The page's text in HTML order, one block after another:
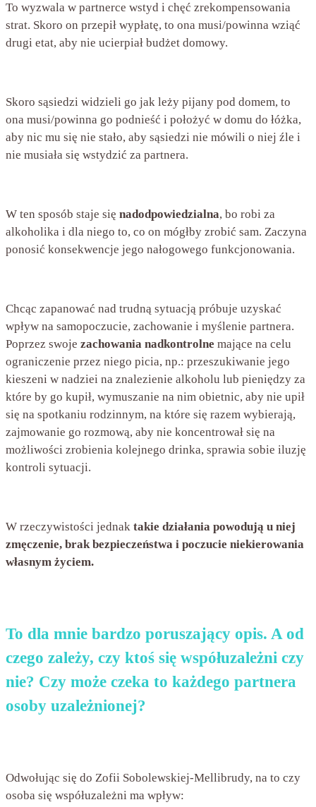
To wyzwala w partnerce wstyd i chęć zrekompensowania
strat. Skoro on przepił wypłatę, to ona musi/powinna wziąć
drugi etat, aby nie ucierpiał budżet domowy.
Skoro sąsiedzi widzieli go jak leży pijany pod domem, to
ona musi/powinna go podnieść i położyć w domu do łóżka,
aby nic mu się nie stało, aby sąsiedzi nie mówili o niej źle i
nie musiała się wstydzić za partnera.
W ten sposób staje się nadodpowiedzialna, bo robi za
alkoholika i dla niego to, co on mógłby zrobić sam. Zaczyna
ponosić konsekwencje jego nałogowego funkcjonowania.
Chcąc zapanować nad trudną sytuacją próbuje uzyskać
wpływ na samopoczucie, zachowanie i myślenie partnera.
Poprzez swoje zachowania nadkontrolne mające na celu
ograniczenie przez niego picia, np.: przeszukiwanie jego
kieszeni w nadziei na znalezienie alkoholu lub pieniędzy za
które by go kupił, wymuszanie na nim obietnic, aby nie upił
się na spotkaniu rodzinnym, na które się razem wybierają,
zajmowanie go rozmową, aby nie koncentrował się na
możliwości zrobienia kolejnego drinka, sprawia sobie iluzję
kontroli sytuacji.
W rzeczywistości jednak takie działania powodują u niej
zmęczenie, brak bezpieczeństwa i poczucie niekierowania
własnym życiem.
To dla mnie bardzo poruszający opis. A od
czego zależy, czy ktoś się współuzależni czy
nie? Czy może czeka to każdego partnera
osoby uzależnionej?
Odwołując się do Zofii Sobolewskiej-Mellibrudy, na to czy
osoba się współuzależni ma wpływ: